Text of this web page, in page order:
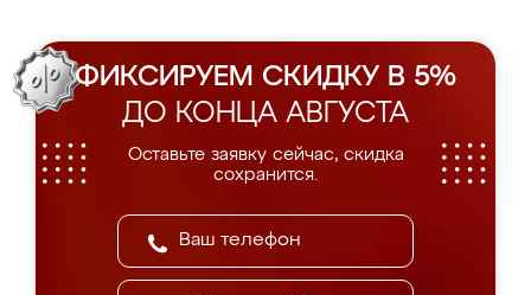
ФИКСИРУЕМ СКИДКУ В 5%
ДО КОНЦА АВГУСТА
Оставьте заявку сейчас, скидка
сохранится.